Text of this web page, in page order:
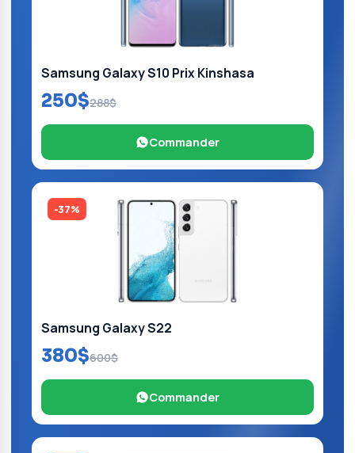
Samsung Galaxy S10 Prix Kinshasa
250$288$
Commander
-37%
Samsung Galaxy S22
380$600$
Commander